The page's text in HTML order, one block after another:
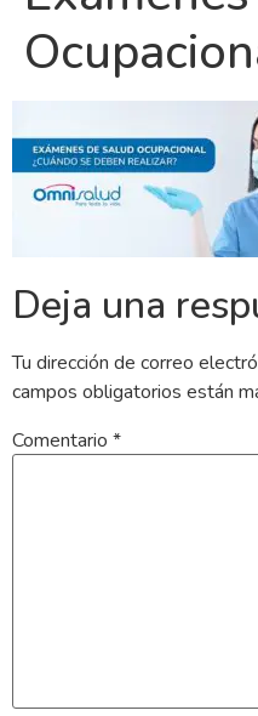
Deja una
Tu dirección de correo
campos obligatorios están
Comentario *